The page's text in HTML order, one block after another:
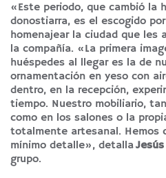
«Este periodo, que cambió la
donostiarra, es el escogido
homenajear la ciudad que les
la compañía. «La primera
huéspedes al llegar es la de
ornamentación en yeso con
dentro, en la recepción,
tiempo. Nuestro mobiliario,
como en los salones o la
totalmente artesanal. Hemos
mínimo detalle», detalla
grupo.